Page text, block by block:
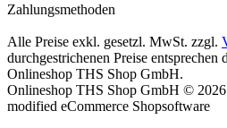
Zahlungsmethoden
Alle Preise exkl. gesetzl. MwSt. zzgl.
durchgestrichenen Preise entsprechen
Onlineshop THS Shop GmbH.
Onlineshop THS Shop GmbH ©
modified eCommerce Shopsoftware